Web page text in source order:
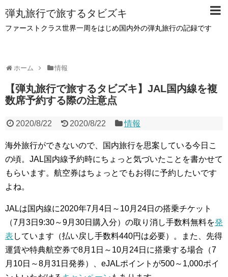
弾丸旅行で旅するタビズキ
ファーストクラス世界一周をはじめ国内外の弾丸旅行の記録です
ホーム 情報
【弾丸旅行で旅するタビズキ】JAL国内線を複
数席予約する際の注意点
2020/8/22 2020/8/22 情報
海外旅行ができないので、国内旅行を思案している今日こ
の頃。JAL国内線予約時にちょっと気づいたことを書かせて
もらいます。航空券はちょっとでもお得に予約したいです
よね。
JALは国内線に2020年7月4日～10月24日の搭乗チケット
（7月3日9:30～9月30日購入分）の取り消し手数料無料を発
表 しています（払い戻し手数料440円は必要）。また、先得
運賃や特典航空券で8月1日～10月24日に搭乗する場合（7
月10日～8月31日発券）、eJALポイントが500～1,000ポイ